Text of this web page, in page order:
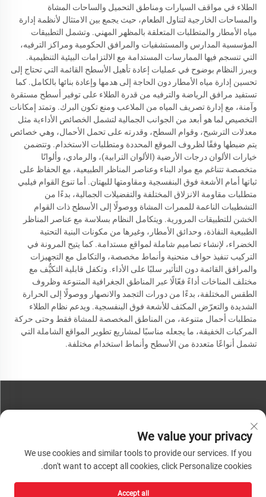
الطلاء في مواقف السيارات ومناطق التحميل والساحات المشاة
والمساحات الخارجية لتناول الطعام، حيث يجمع بين الامتثال لأنظمة إدارة
مياه الأمطار والمتطلبات المتعلقة بالمظهر المهني. وتشمل التطبيقات
المؤسسية المدارس والمستشفيات والمرافق الحكومية ومراكز الترفيه،
التي تنسجم فيها الممارسات المستدامة مع الالتزامات البيئية التنظيمية.
ويبرز النظام بوضوح في عمليات إعادة تأهيل الأسطح القائمة التي تحتاج إلى
تحسين إدارة مياه الأمطار دون الحاجة إلى هدمها وإعادة بنائها بالكامل. كما
تستفيد مرافق الرياضة والترفيه من قدرة الطلاء على توفير أسطح مستقرة
وآمنة، مع إدارة تصريف المياه من الملاعب ومنع تكون البرك. وتمتد إمكانات
التخصيص لما هو أبعد من الجوانب الجمالية لتشمل الخصائص الأداءية مثل
معدلات الترشيح، وقوام السطح، وقدرته على تحمل الأحمال، وهي خصائص
يتم ضبطها وفقًا لظروف الموقع المحددة ومتطلبات الاستخدام. وتتضمن
خيارات الألوان درجات الأرضية (الألوان الترابية)، والرمادي، وألوانًا
متخصصة تتناغم مع مواد البناء وعناصر المناظر الطبيعية، مع الحفاظ على
ثباتها أمام الأشعة فوق البنفسجية ومقاومتها للبهتان. أما تنوع القوام فيلبي
متطلبات مقاومة الانزلاق المختلفة والتفضيلات الجمالية، بدءًا من
التشطيبات الناعمة للممرات المشاة ووصولًا إلى الأسطح ذات القوام
الخشن للتطبيقات المرورية. ويتكامل النظام بسلاسة مع عناصر المناظر
الطبيعية النفاذة، وحدائق الأمطار، وغيرها من مكونات البنية التحتية
الخضراء، لإنشاء تصاميم شاملة لمواقع مستدامة. كما يتيح المرونة في
التركيب تنفيذ حواف منحنية وأنماط مخصصة، والتكامل مع التجهيزات
والمرافق القائمة دون التأثير سلبًا على الأداء. وتكفل قابلية التكيُّف مع
مختلف المناخات أداءً فعّالًا عبر المناطق الجغرافية المتنوعة وظروف
الطقس المختلفة، بدءًا من دورات التجمد والانصهار ووصولًا إلى الحرارة
الشديدة والتعرّض المكثف للأشعة فوق البنفسجية. ويدعم نظام الطلاء
متطلبات أحمال متنوعة، من المناطق المخصصة للمشاة فقط وحتى حركة
المركبات الخفيفة، ما يجعله مناسبًا لمشاريع تطوير المواقع الشاملة التي
تشمل أنواعًا متعددة من الأسطح وأنماط استخدام مختلفة.
هاتف:+86-13793890209
هاتف:+86-13793890209
We value your privacy
We use cookies and similar tools to provide our services. If you
don't want to accept all cookies, click Personalize cookies.
Accept all